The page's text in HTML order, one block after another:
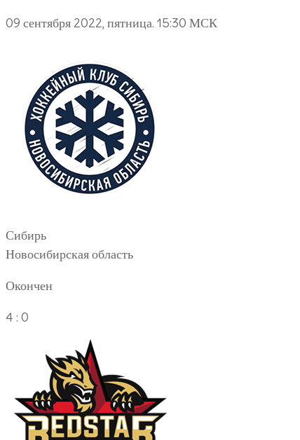
09 сентября 2022, пятница. 15:30 МСК
Сибирь
Новосибирская область
Окончен
4 : 0